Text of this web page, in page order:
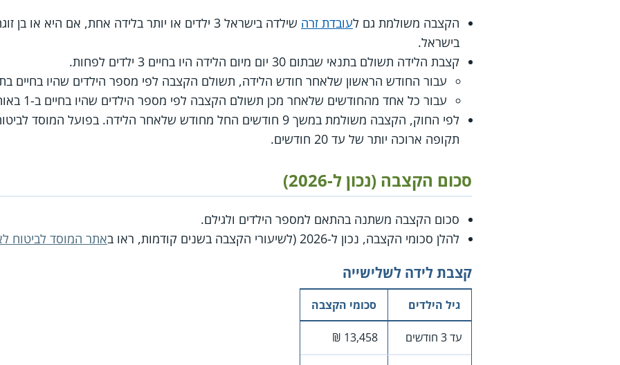
הקצבה משולמת גם לעובדת זרה
בישראל.
קצבת הלידה תשולם בתנאי שבתום 30 יום מיום הלידה היו בחיים 3 ילדים לפחות.
עבור החודש הראשון שלאחר חודש הלידה, תשולם הקצבה לפי מספר הילדים שהיו בחיים בתום 30 יום מיום
עבור כל אחד מהחודשים שלאחר מכן תשולם הקצבה לפי מספר הילדים שהיו בחיים ב-1 באותו חודש.
לפי החוק, הקצבה משולמת במשך 9 חודשים החל מחודש שלאחר הלידה.
תקופה ארוכה יותר של עד 20 חודשים.
סכום הקצבה (נכון ל-2026)
סכום הקצבה משתנה בהתאם למספר הילדים ולגילם.
להלן סכומי הקצבה, נכון ל-2026 (לשיעורי הקצבה בשנים קודמות, ראו ב
אתר המוסד לביטוח
קצבת לידה לשלישייה
גיל הילדים סכומי הקצבה
עד 3 חודשים 13,458 ₪